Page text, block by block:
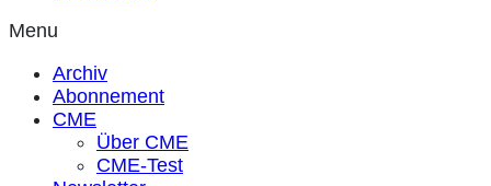
Menu
Archiv
Abonnement
CME
Über CME
CME-Test